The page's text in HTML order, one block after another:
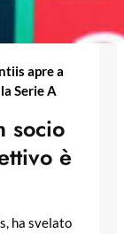
apre a
Serie A
socio
è
ha svelato